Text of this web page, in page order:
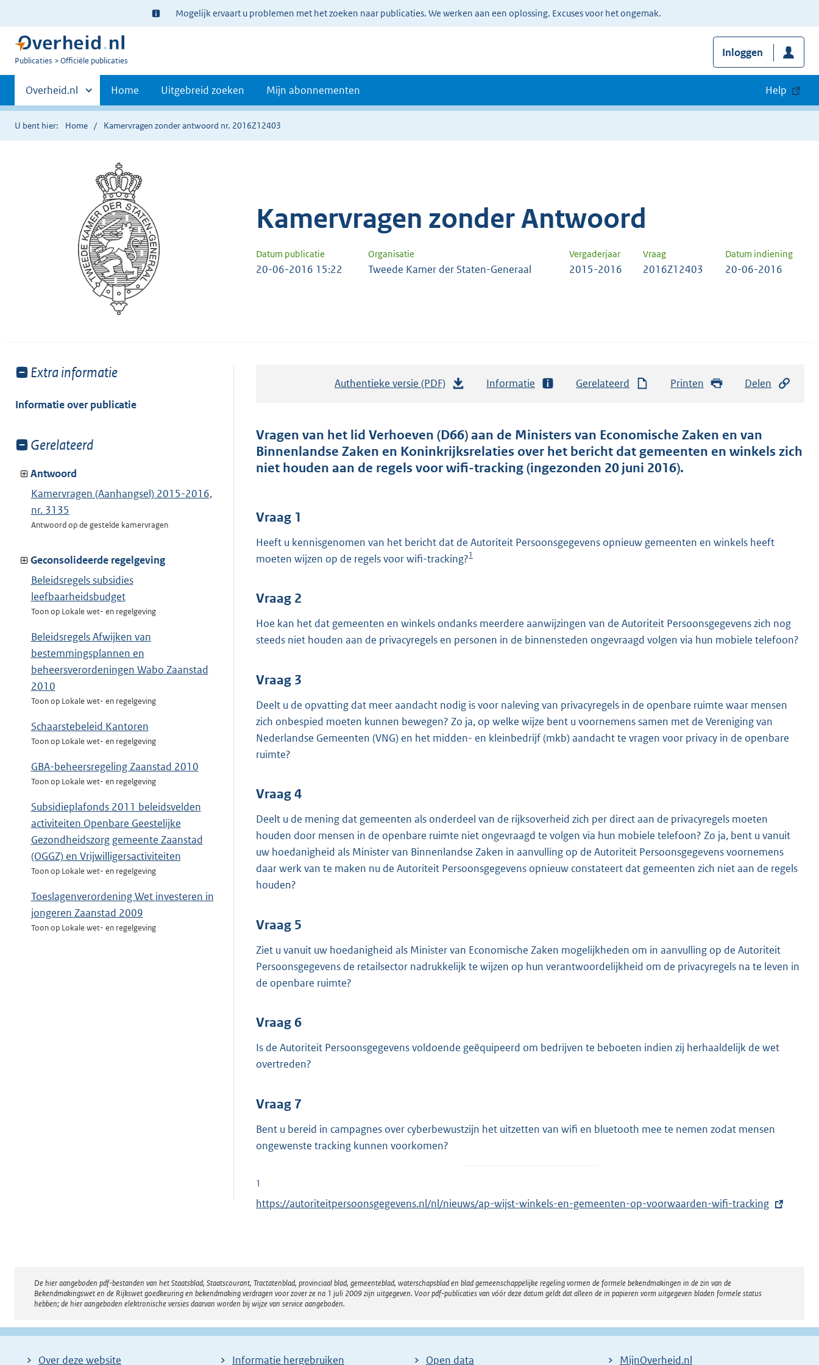
Ter
informatie:
Mogelijk ervaart u problemen met het zoeken naar publicaties. We werken aan een oplossing. Excuses voor het ongemak.
U
Publicaties Officiële publicaties
Inloggen
Primaire
navigatie
Andere
sites
binnen
Overheid.nl Home Uitgebreid zoeken Mijn abonnementen Help
U bent hier: Home Kamervragen zonder antwoord nr. 2016Z12403
Kamervragen zonder Antwoord
Datum publicatie Organisatie Vergaderjaar Vraag Datum indiening
20-06-2016 15:22 Tweede Kamer der Staten-Generaal 2015-2016 2016Z12403 20-06-2016
Toon
van:
Extra informatie
Informatie over publicatie
Toon
van:
Gerelateerd
Antwoord
Kamervragen (Aanhangsel) 2015-2016,
nr. 3135
Antwoord op de gestelde kamervragen
Geconsolideerde regelgeving
Beleidsregels subsidies
leefbaarheidsbudget
Toon op Lokale wet- en regelgeving
Beleidsregels Afwijken van
bestemmingsplannen en
beheersverordeningen Wabo Zaanstad
2010
Toon op Lokale wet- en regelgeving
Schaarstebeleid Kantoren
Toon op Lokale wet- en regelgeving
GBA-beheersregeling Zaanstad 2010
Toon op Lokale wet- en regelgeving
Subsidieplafonds 2011 beleidsvelden
activiteiten Openbare Geestelijke
Gezondheidszorg gemeente Zaanstad
(OGGZ) en Vrijwilligersactiviteiten
Toon op Lokale wet- en regelgeving
Toeslagenverordening Wet investeren in
jongeren Zaanstad 2009
Toon op Lokale wet- en regelgeving
Authentieke versie (PDF)
t
a
n
o
o
:
3
Informatie Gerelateerd Printen Delen
Vragen van het lid Verhoeven (D66) aan de Ministers van Economische Zaken en van
Binnenlandse Zaken en Koninkrijksrelaties over het bericht dat gemeenten en winkels zich
niet houden aan de regels voor wifi-tracking (ingezonden 20 juni 2016).
Vraag 1
Heeft u kennisgenomen van het bericht dat de Autoriteit Persoonsgegevens opnieuw gemeenten en winkels heeft
moeten wijzen op de regels voor wifi-tracking?1
Vraag 2
Hoe kan het dat gemeenten en winkels ondanks meerdere aanwijzingen van de Autoriteit Persoonsgegevens zich nog
steeds niet houden aan de privacyregels en personen in de binnensteden ongevraagd volgen via hun mobiele telefoon?
Vraag 3
Deelt u de opvatting dat meer aandacht nodig is voor naleving van privacyregels in de openbare ruimte waar mensen
zich onbespied moeten kunnen bewegen? Zo ja, op welke wijze bent u voornemens samen met de Vereniging van
Nederlandse Gemeenten (VNG) en het midden- en kleinbedrijf (mkb) aandacht te vragen voor privacy in de openbare
ruimte?
Vraag 4
Deelt u de mening dat gemeenten als onderdeel van de rijksoverheid zich per direct aan de privacyregels moeten
houden door mensen in de openbare ruimte niet ongevraagd te volgen via hun mobiele telefoon? Zo ja, bent u vanuit
uw hoedanigheid als Minister van Binnenlandse Zaken in aanvulling op de Autoriteit Persoonsgegevens voornemens
daar werk van te maken nu de Autoriteit Persoonsgegevens opnieuw constateert dat gemeenten zich niet aan de regels
houden?
Vraag 5
Ziet u vanuit uw hoedanigheid als Minister van Economische Zaken mogelijkheden om in aanvulling op de Autoriteit
Persoonsgegevens de retailsector nadrukkelijk te wijzen op hun verantwoordelijkheid om de privacyregels na te leven in
de openbare ruimte?
Vraag 6
Is de Autoriteit Persoonsgegevens voldoende geëquipeerd om bedrijven te beboeten indien zij herhaaldelijk de wet
overtreden?
Vraag 7
Bent u bereid in campagnes over cyberbewustzijn het uitzetten van wifi en bluetooth mee te nemen zodat mensen
ongewenste tracking kunnen voorkomen?
1
E
n
e
i
https://autoriteitpersoonsgegevens.nl/nl/nieuws/ap-wijst-winkels-en-gemeenten-op-voorwaarden-wifi-tracking
Disclaimer
De hier aangeboden pdf-bestanden van het Staatsblad, Staatscourant, Tractatenblad, provinciaal blad, gemeenteblad, waterschapsblad en blad gemeenschappelijke regeling vormen de formele bekendmakingen in de zin van de
Bekendmakingswet en de Rijkswet goedkeuring en bekendmaking verdragen voor zover ze na 1 juli 2009 zijn uitgegeven. Voor pdf-publicaties van vóór deze datum geldt dat alleen de in papieren vorm uitgegeven bladen formele status
hebben; de hier aangeboden elektronische versies daarvan worden bij wijze van service aangeboden.
Over deze website Informatie hergebruiken Open data MijnOverheid.nl